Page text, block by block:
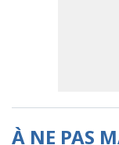
À NE PAS